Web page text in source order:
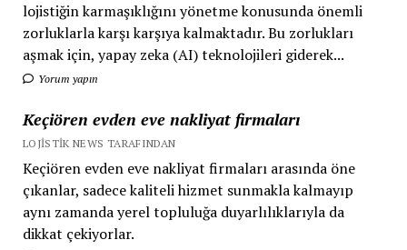
lojistiğin karmaşıklığını yönetme konusunda önemli
zorluklarla karşı karşıya kalmaktadır. Bu zorlukları
aşmak için, yapay zeka (AI) teknolojileri giderek...
Yorum yapın
Keçiören evden eve nakliyat firmaları
LOJISTIK NEWS TARAFINDAN
Keçiören evden eve nakliyat firmaları arasında öne
çıkanlar, sadece kaliteli hizmet sunmakla kalmayıp
aynı zamanda yerel topluluğa duyarlılıklarıyla da
dikkat çekiyorlar.